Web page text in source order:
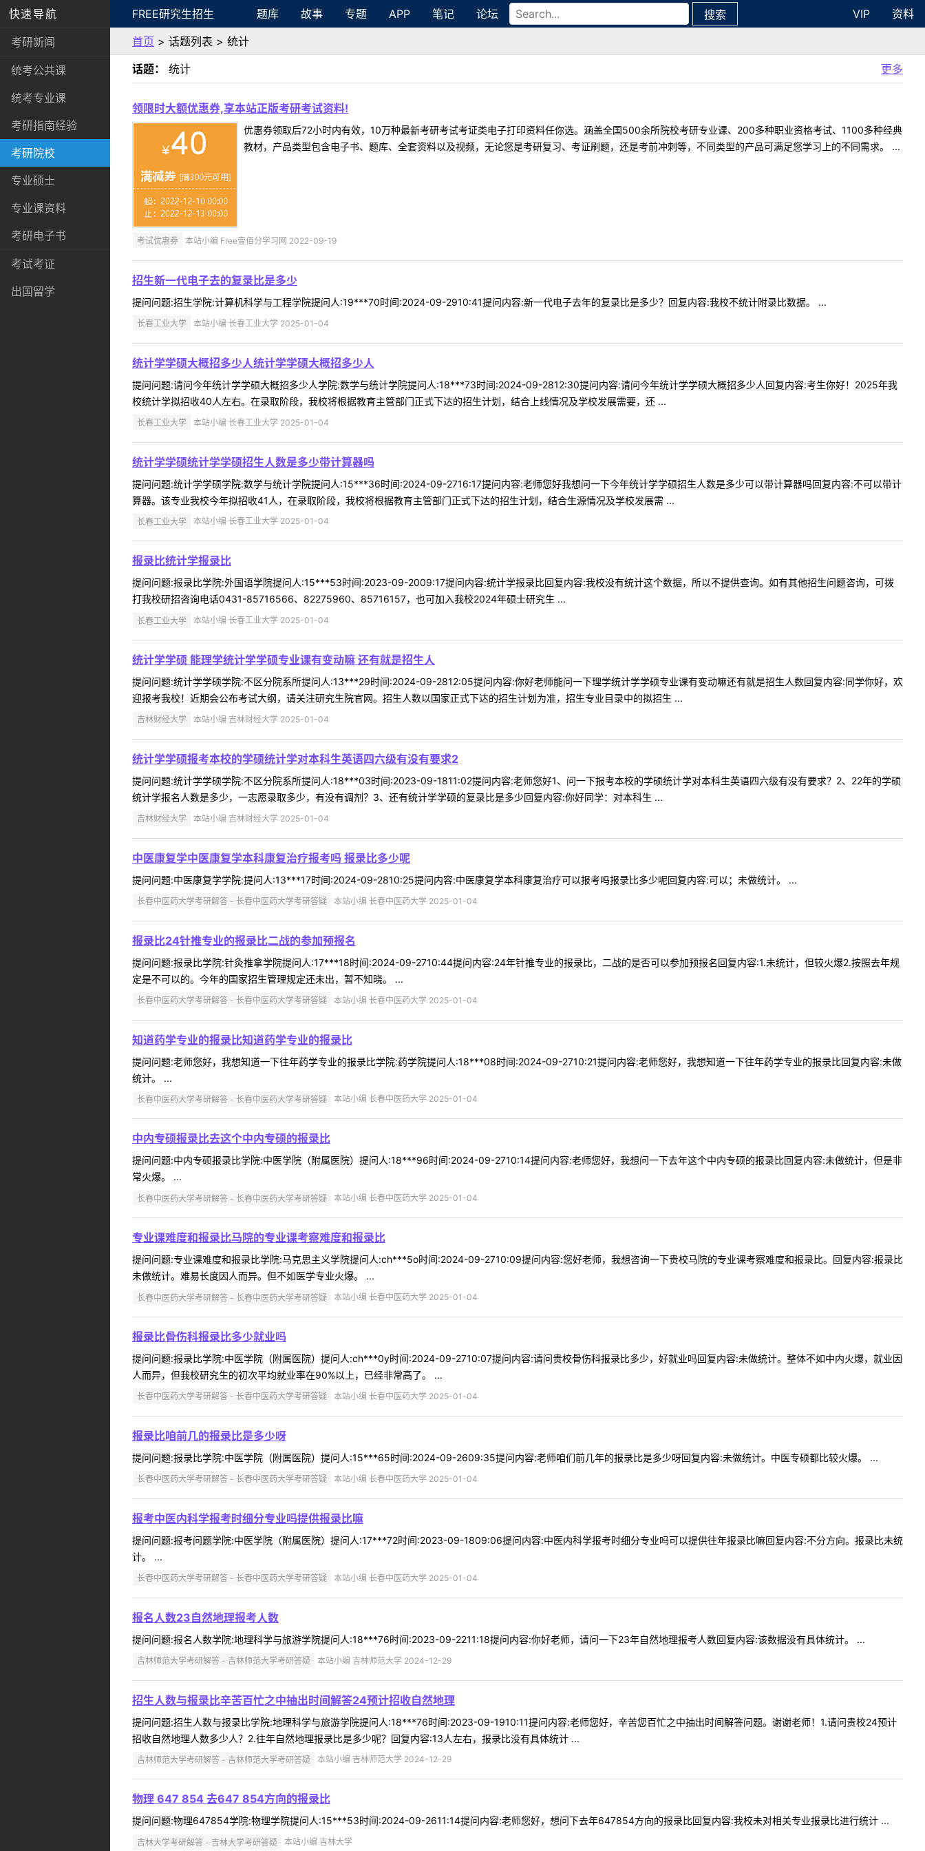
快速导航
考研新闻
统考公共课
统考专业课
考研指南经验
考研院校
专业硕士
专业课资料
考研电子书
考试考证
出国留学
FREE研究生招生 题库 故事 专题 APP 笔记 论坛 搜索 VIP
资料
首页 > 话题列表 > 统计
话题：
统计 更多
领限时大额优惠券,享本站正版考研考试资料!
优惠券领取后72小时内有效，10万种最新考研考试考证类电子打印资料任你选。涵盖全国500余所院校考研专业课、200多种职业资格考试、1100多种经典
教材，产品类型包含电子书、题库、全套资料以及视频，无论您是考研复习、考证刷题，还是考前冲刺等，不同类型的产品可满足您学习上的不同需求。 ...
考试优惠券 本站小编 Free壹佰分学习网 2022-09-19
招生新一代电子去的复录比是多少
提问问题:招生学院:计算机科学与工程学院提问人:19***70时间:2024-09-2910:41提问内容:新一代电子去年的复录比是多少？回复内容:我校不统计附录比数据。 ...
长春工业大学 本站小编 长春工业大学 2025-01-04
统计学学硕大概招多少人统计学学硕大概招多少人
提问问题:请问今年统计学学硕大概招多少人学院:数学与统计学院提问人:18***73时间:2024-09-2812:30提问内容:请问今年统计学学硕大概招多少人回复内容:考生你好！2025年我
校统计学拟招收40人左右。在录取阶段，我校将根据教育主管部门正式下达的招生计划，结合上线情况及学校发展需要，还 ...
长春工业大学 本站小编 长春工业大学 2025-01-04
统计学学硕统计学学硕招生人数是多少带计算器吗
提问问题:统计学学硕学院:数学与统计学院提问人:15***36时间:2024-09-2716:17提问内容:老师您好我想问一下今年统计学学硕招生人数是多少可以带计算器吗回复内容:不可以带计
算器。该专业我校今年拟招收41人，在录取阶段，我校将根据教育主管部门正式下达的招生计划，结合生源情况及学校发展需 ...
长春工业大学 本站小编 长春工业大学 2025-01-04
报录比统计学报录比
提问问题:报录比学院:外国语学院提问人:15***53时间:2023-09-2009:17提问内容:统计学报录比回复内容:我校没有统计这个数据，所以不提供查询。如有其他招生问题咨询，可拨
打我校研招咨询电话0431-85716566、82275960、85716157，也可加入我校2024年硕士研究生 ...
长春工业大学 本站小编 长春工业大学 2025-01-04
统计学学硕 能理学统计学学硕专业课有变动嘛 还有就是招生人
提问问题:统计学学硕学院:不区分院系所提问人:13***29时间:2024-09-2812:05提问内容:你好老师能问一下理学统计学学硕专业课有变动嘛还有就是招生人数回复内容:同学你好，欢
迎报考我校！近期会公布考试大纲，请关注研究生院官网。招生人数以国家正式下达的招生计划为准，招生专业目录中的拟招生 ...
吉林财经大学 本站小编 吉林财经大学 2025-01-04
统计学学硕报考本校的学硕统计学对本科生英语四六级有没有要求2
提问问题:统计学学硕学院:不区分院系所提问人:18***03时间:2023-09-1811:02提问内容:老师您好1、问一下报考本校的学硕统计学对本科生英语四六级有没有要求？2、22年的学硕
统计学报名人数是多少，一志愿录取多少，有没有调剂？3、还有统计学学硕的复录比是多少回复内容:你好同学：对本科生 ...
吉林财经大学 本站小编 吉林财经大学 2025-01-04
中医康复学中医康复学本科康复治疗报考吗 报录比多少呢
提问问题:中医康复学学院:提问人:13***17时间:2024-09-2810:25提问内容:中医康复学本科康复治疗可以报考吗报录比多少呢回复内容:可以；未做统计。 ...
长春中医药大学考研解答 - 长春中医药大学考研答疑 本站小编 长春中医药大学 2025-01-04
报录比24针推专业的报录比二战的参加预报名
提问问题:报录比学院:针灸推拿学院提问人:17***18时间:2024-09-2710:44提问内容:24年针推专业的报录比，二战的是否可以参加预报名回复内容:1.未统计，但较火爆2.按照去年规
定是不可以的。今年的国家招生管理规定还未出，暂不知晓。 ...
长春中医药大学考研解答 - 长春中医药大学考研答疑 本站小编 长春中医药大学 2025-01-04
知道药学专业的报录比知道药学专业的报录比
提问问题:老师您好，我想知道一下往年药学专业的报录比学院:药学院提问人:18***08时间:2024-09-2710:21提问内容:老师您好，我想知道一下往年药学专业的报录比回复内容:未做
统计。 ...
长春中医药大学考研解答 - 长春中医药大学考研答疑 本站小编 长春中医药大学 2025-01-04
中内专硕报录比去这个中内专硕的报录比
提问问题:中内专硕报录比学院:中医学院（附属医院）提问人:18***96时间:2024-09-2710:14提问内容:老师您好，我想问一下去年这个中内专硕的报录比回复内容:未做统计，但是非
常火爆。 ...
长春中医药大学考研解答 - 长春中医药大学考研答疑 本站小编 长春中医药大学 2025-01-04
专业课难度和报录比马院的专业课考察难度和报录比
提问问题:专业课难度和报录比学院:马克思主义学院提问人:ch***5o时间:2024-09-2710:09提问内容:您好老师，我想咨询一下贵校马院的专业课考察难度和报录比。回复内容:报录比
未做统计。难易长度因人而异。但不如医学专业火爆。 ...
长春中医药大学考研解答 - 长春中医药大学考研答疑 本站小编 长春中医药大学 2025-01-04
报录比骨伤科报录比多少就业吗
提问问题:报录比学院:中医学院（附属医院）提问人:ch***0y时间:2024-09-2710:07提问内容:请问贵校骨伤科报录比多少，好就业吗回复内容:未做统计。整体不如中内火爆，就业因
人而异，但我校研究生的初次平均就业率在90%以上，已经非常高了。 ...
长春中医药大学考研解答 - 长春中医药大学考研答疑 本站小编 长春中医药大学 2025-01-04
报录比咱前几的报录比是多少呀
提问问题:报录比学院:中医学院（附属医院）提问人:15***65时间:2024-09-2609:35提问内容:老师咱们前几年的报录比是多少呀回复内容:未做统计。中医专硕都比较火爆。 ...
长春中医药大学考研解答 - 长春中医药大学考研答疑 本站小编 长春中医药大学 2025-01-04
报考中医内科学报考时细分专业吗提供报录比嘛
提问问题:报考问题学院:中医学院（附属医院）提问人:17***72时间:2023-09-1809:06提问内容:中医内科学报考时细分专业吗可以提供往年报录比嘛回复内容:不分方向。报录比未统
计。 ...
长春中医药大学考研解答 - 长春中医药大学考研答疑 本站小编 长春中医药大学 2025-01-04
报名人数23自然地理报考人数
提问问题:报名人数学院:地理科学与旅游学院提问人:18***76时间:2023-09-2211:18提问内容:你好老师，请问一下23年自然地理报考人数回复内容:该数据没有具体统计。 ...
吉林师范大学考研解答 - 吉林师范大学考研答疑 本站小编 吉林师范大学 2024-12-29
招生人数与报录比辛苦百忙之中抽出时间解答24预计招收自然地理
提问问题:招生人数与报录比学院:地理科学与旅游学院提问人:18***76时间:2023-09-1910:11提问内容:老师您好，辛苦您百忙之中抽出时间解答问题。谢谢老师！1.请问贵校24预计
招收自然地理人数多少人？2.往年自然地理报录比是多少呢？回复内容:13人左右，报录比没有具体统计 ...
吉林师范大学考研解答 - 吉林师范大学考研答疑 本站小编 吉林师范大学 2024-12-29
物理 647 854 去647 854方向的报录比
提问问题:物理647854学院:物理学院提问人:15***53时间:2024-09-2611:14提问内容:老师您好，想问下去年647854方向的报录比回复内容:我校未对相关专业报录比进行统计 ...
吉林大学考研解答 - 吉林大学考研答疑 本站小编 吉林大学